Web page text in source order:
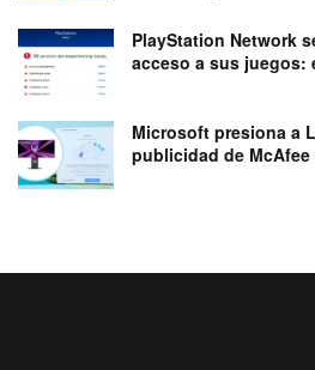
PlayStation Network
acceso a sus juegos:
Microsoft presiona a
publicidad de McAfee